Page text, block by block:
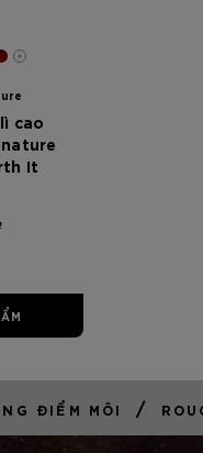
#931515
#733731
[Color]: #8A0202
More shades are
cao
It
ĐIỂM MÔI /